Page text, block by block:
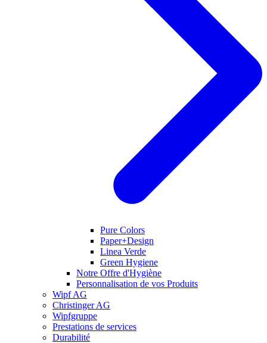
Pure Colors
Paper+Design
Linea Verde
Green Hygiene
Notre Offre d'Hygiène
Personnalisation de vos Produits
Wipf AG
Christinger AG
Wipfgruppe
Prestations de services
Durabilité